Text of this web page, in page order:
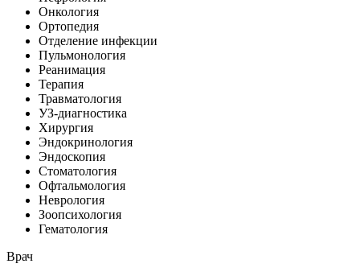
Онкология
Ортопедия
Отделение инфекции
Пульмонология
Реанимация
Терапия
Травматология
УЗ-диагностика
Хирургия
Эндокринология
Эндоскопия
Стоматология
Офтальмология
Неврология
Зоопсихология
Гематология
Врач